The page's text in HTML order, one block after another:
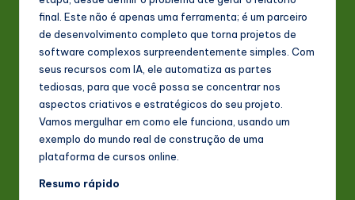
L
final. Este não é apenas uma ferramenta; é um parceiro
de desenvolvimento completo que torna projetos de
software complexos surpreendentemente simples. Com
seus recursos com IA, ele automatiza as partes
tediosas, para que você possa se concentrar nos
aspectos criativos e estratégicos do seu projeto.
Vamos mergulhar em como ele funciona, usando um
exemplo do mundo real de construção de uma
plataforma de cursos online.
Resumo rápido